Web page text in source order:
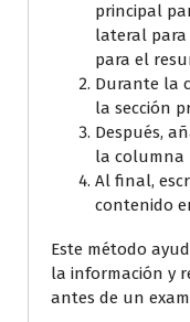
principal
lateral
para el
Durante la
la sección
Después,
la columna
Al final,
contenido
Este método
la información y
antes de un